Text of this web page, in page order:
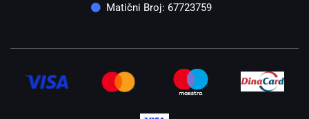
Matični Broj: 67723759